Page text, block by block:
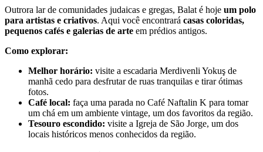
Outrora lar de comunidades judaicas e gregas, Balat é hoje um polo
para artistas e criativos. Aqui você encontrará casas coloridas,
pequenos cafés e galerias de arte em prédios antigos.
Como explorar:
Melhor horário: visite a escadaria Merdivenli Yokuş de
manhã cedo para desfrutar de ruas tranquilas e tirar ótimas
fotos.
Café local: faça uma parada no Café Naftalin K para tomar
um chá em um ambiente vintage, um dos favoritos da região.
Tesouro escondido: visite a Igreja de São Jorge, um dos
locais históricos menos conhecidos da região.